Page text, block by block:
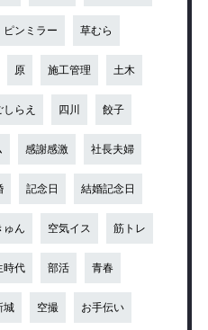
ピンミラー 草むら
原 施工管理 土木
しらえ 四川 餃子
感謝感激 社長夫婦
記念日 結婚記念日
ゅん 空気イス 筋トレ
時代 部活 青春
城 空撮 お手伝い